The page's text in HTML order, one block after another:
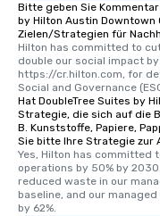
Bitte geben Sie
by Hilton Austin
Zielen/Strategien für
Hilton has committed to
double our social impact
https://cr.hilton.com, for
Social and Governance
Hat DoubleTree Suites by
Strategie, die sich auf die
B. Kunststoffe, Papiere,
Sie bitte Ihre Strategie zur
Yes, Hilton has committed
operations by 50% by
reduced waste in our
baseline, and our
by 62%.